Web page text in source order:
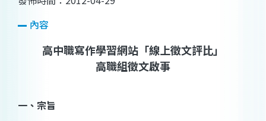
內容
高中職寫作學習網站「線上徵文評比」
高職組徵文啟事
一、宗旨